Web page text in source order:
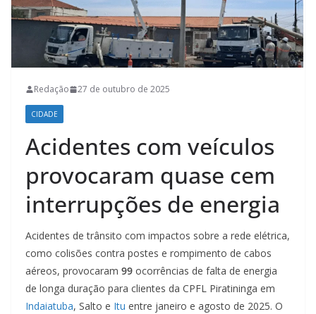
Redação 27 de outubro de 2025
CIDADE
Acidentes com veículos
provocaram quase cem
interrupções de energia
Acidentes de trânsito com impactos sobre a rede elétrica,
como colisões contra postes e rompimento de cabos
aéreos, provocaram 99 ocorrências de falta de energia
de longa duração para clientes da CPFL Piratininga em
Indaiatuba, Salto e Itu entre janeiro e agosto de 2025. O